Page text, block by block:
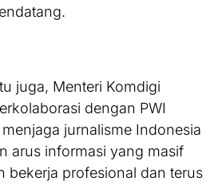
juga, Menteri Komdigi
dengan PWI
jurnalisme Indonesia
arus informasi yang masif
bekerja profesional dan terus